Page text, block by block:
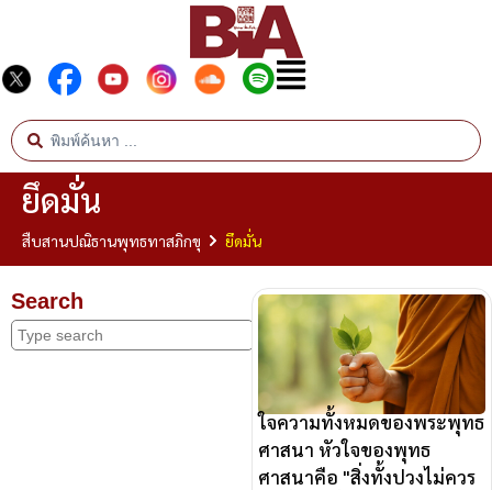
ยึดมั่น
สืบสานปณิธานพุทธทาสภิกขุ ยึดมั่น
Search
ใจความทั้งหมดของพระพุทธ
ศาสนา หัวใจของพุทธ
ศาสนาคือ "สิ่งทั้งปวงไม่ควร